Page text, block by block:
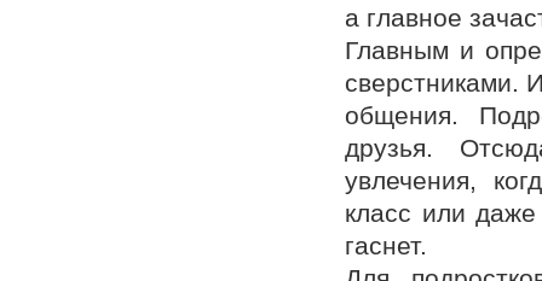
а главное
Главным и
сверстниками.
общения.
друзья.
увлечения,
класс или
гаснет.